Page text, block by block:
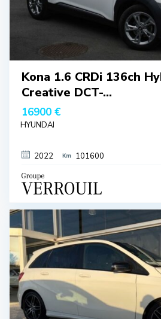
Kona 1.6 CRDi 136ch
Creative DCT-...
16900 €
HYUNDAI
2022 101600